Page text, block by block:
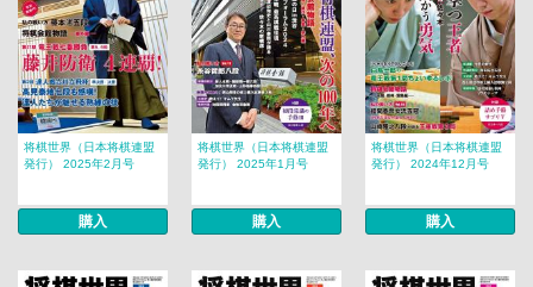
将棋世界（日本将棋連盟
発行） 2025年2月号
購入
将棋世界（日本将棋連盟
発行） 2025年1月号
購入
将棋世界（日本将棋連盟
発行） 2024年12月号
購入